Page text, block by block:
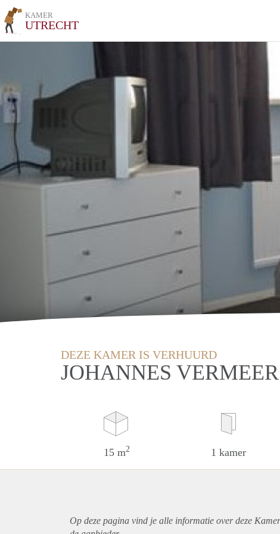
KAMER
UTRECHT
DEZE KAMER IS VERHUURD
JOHANNES
15 m2 1 kamer
Op deze pagina vind je alle informatie over deze